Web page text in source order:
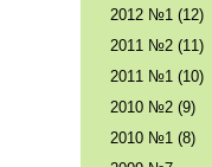
2012 №1 (12)
2011 №2 (11)
2011 №1 (10)
2010 №2 (9)
2010 №1 (8)